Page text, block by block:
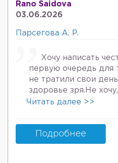
Беринг 34га кирдим
хурмат Билан
Rano Saidova
03.06.2026
Парсегова А. Р.
Хочу написать
первую очередь для
не тратили свои
здоровье зря.Не
пережил то, что
врачебной этике и
человеческом
Если хотите попасть
Читать далее >>
Подробнее